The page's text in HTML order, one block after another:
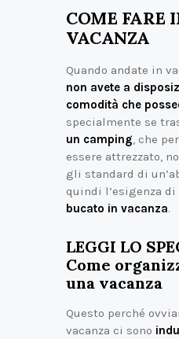
COME FARE
VACANZA
Quando andate in
non avete a
comodità che
specialmente se
un camping , che
essere attrezzato,
gli standard di
quindi l’esigenza di
bucato in vacanza.
LEGGI LO
Come
una vacanza
Questo perché
vacanza ci sono